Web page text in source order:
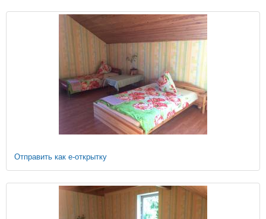
Отправить как е-открытку